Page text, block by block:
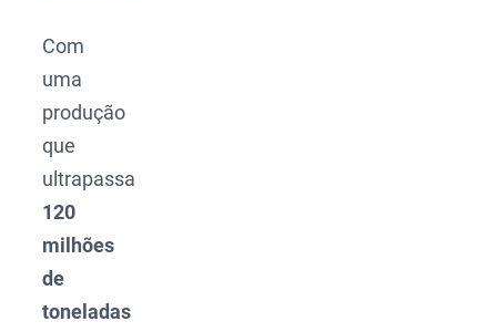
Com
uma
produção
que
ultrapassa
120
milhões
de
toneladas